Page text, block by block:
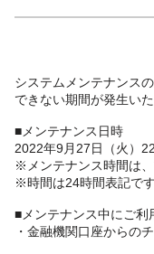
システムメンテナンス
できない期間が発生いた
■メンテナンス日時
2022年9月27日（火）
※メンテナンス時間は、
※時間は24時間表記です
■メンテナンス中にご利
・金融機関口座からの